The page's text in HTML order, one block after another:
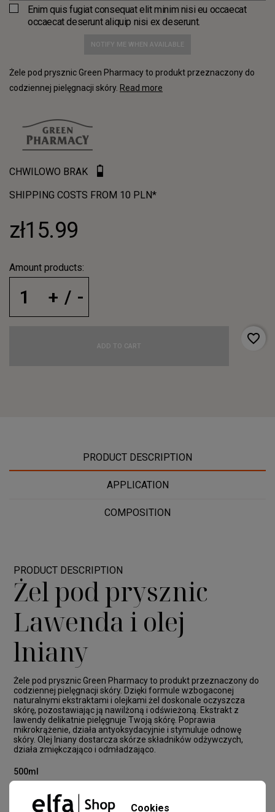
Enim quis fugiat consequat elit minim nisi eu occaecat
occaecat deserunt aliquip nisi ex deserunt.
NOTIFY ME WHEN AVAILABLE
Żele pod prysznic Green Pharmacy to produkt przeznaczony do
codziennej pielęgnacji skóry. Read more
CHWILOWO BRAK
SHIPPING COSTS FROM 10 PLN*
zł15.99
Amount products:
ADD TO CART
favorite_border
PRODUCT DESCRIPTION
APPLICATION
COMPOSITION
PRODUCT DESCRIPTION
Żel pod prysznic
Lawenda i olej
lniany
Żele pod prysznic Green Pharmacy to produkt przeznaczony do
codziennej pielęgnacji skóry. Dzięki formule wzbogaconej
naturalnymi ekstraktami i olejkami żel doskonale oczyszcza
skórę, pozostawiając ją nawilżoną i odświeżoną. Ekstrakt z
lawendy delikatnie pielęgnuje Twoją skórę. Poprawia
mikrokrążenie, działa antyoksydacyjnie i stymuluje odnowę
skóry. Olej lniany dostarcza skórze składników odżywczych,
działa zmiękczająco i odmładzająco.
500ml
Cookies